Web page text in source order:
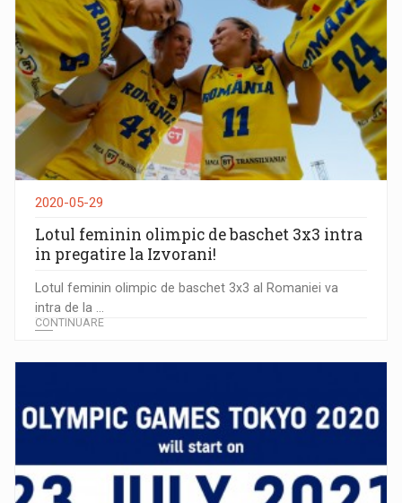
2020-05-29
Lotul feminin olimpic de baschet 3x3 intra
in pregatire la Izvorani!
Lotul feminin olimpic de baschet 3x3 al Romaniei va
intra de la ...
CONTINUARE